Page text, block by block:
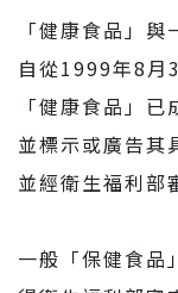
聯絡我們
「健康食品」
自從1999年8月
「健康食品」
並標示或廣告其
並經衛生福利部
一般「保健食品